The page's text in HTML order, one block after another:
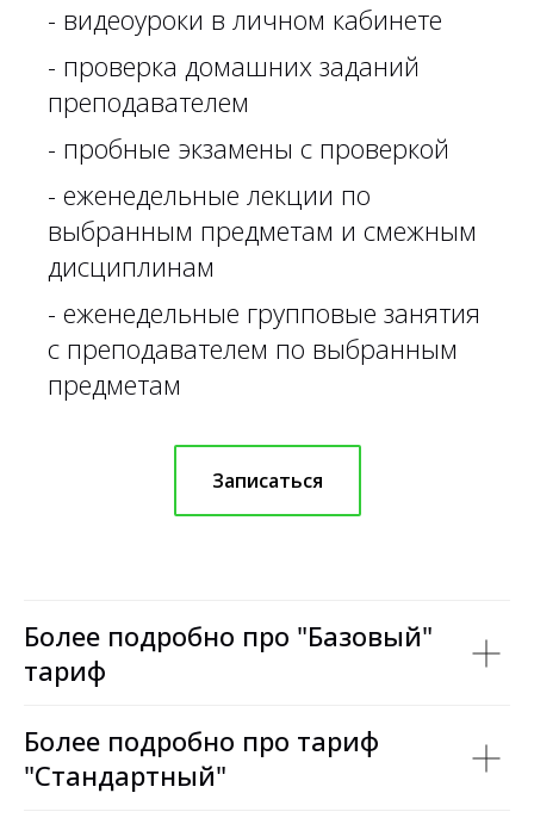
- видеоуроки в личном кабинете
- проверка домашних заданий
преподавателем
- пробные экзамены с проверкой
- еженедельные лекции по
выбранным предметам и смежным
дисциплинам
- еженедельные групповые занятия
с преподавателем по выбранным
предметам
Записаться
Более подробно про "Базовый"
тариф
Более подробно про тариф
"Стандартный"